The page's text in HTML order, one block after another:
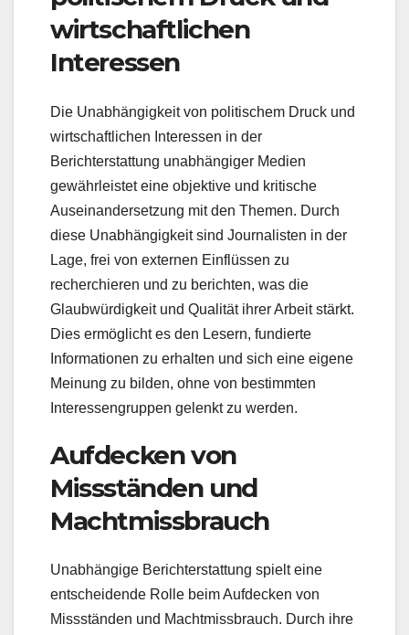
wirtschaftlichen
Interessen
Die Unabhängigkeit von politischem Druck und
wirtschaftlichen Interessen in der
Berichterstattung unabhängiger Medien
gewährleistet eine objektive und kritische
Auseinandersetzung mit den Themen. Durch
diese Unabhängigkeit sind Journalisten in der
Lage, frei von externen Einflüssen zu
recherchieren und zu berichten, was die
Glaubwürdigkeit und Qualität ihrer Arbeit stärkt.
Dies ermöglicht es den Lesern, fundierte
Informationen zu erhalten und sich eine eigene
Meinung zu bilden, ohne von bestimmten
Interessengruppen gelenkt zu werden.
Aufdecken von
Missständen und
Machtmissbrauch
Unabhängige Berichterstattung spielt eine
entscheidende Rolle beim Aufdecken von
Missständen und Machtmissbrauch. Durch ihre